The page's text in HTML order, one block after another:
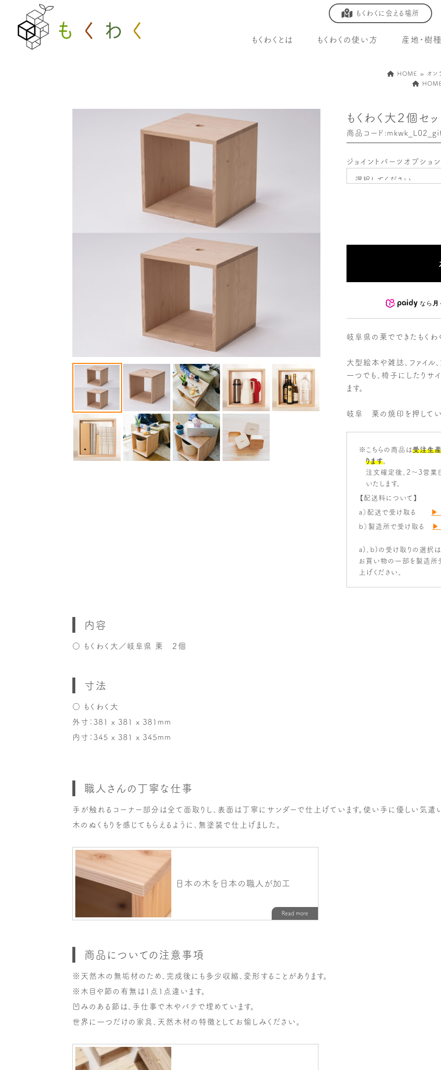
もくわくに会える場所
もくわくとは もくわくの使い方 産地・樹
HOME »
オン
もくわく大２個セ
商品コード
ジョイントパーツオプショ
なら
岐阜県の栗でできたもくわ
大型絵本や雑誌、ファイル
一つでも、椅子にしたりサ
ます。
岐阜 栗の焼印を押してい
※こちらの商品は受注生
ります。
注文確定後、2～3営業
いたします。
【配送料について】
a）配送で受け取る ▶
b）製造所で受け取る ▶
a)、b)の受け取りの選択は
お買い物の一部を製造所
上げください。
内容
○ もくわく大／岐阜県 栗 ２個
寸法
○ もくわく大
外寸：381 x 381 x 381mm
内寸：345 x 381 x 345mm
職人さんの丁寧な仕事
手が触れるコーナー部分は全て面取りし、表面は丁寧にサンダーで仕上げています。使い手に優しい気遣
木のぬくもりを感じてもらえるように、無塗装で仕上げました。
商品についての注意事項
※天然木の無垢材のため、完成後にも多少収縮、変形することがあります。
※木目や節の有無は1点1点違います。
凹みのある節は、手仕事で木やパテで埋めています。
世界に一つだけの家具、天然木材の特徴としてお愉しみください。